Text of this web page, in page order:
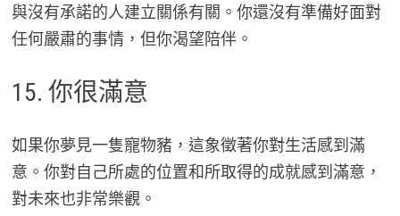
與沒有承諾的人建立關係有關。你還沒有準備好面對
任何嚴肅的事情，但你渴望陪伴。
15. 你很滿意
如果你夢見一隻寵物豬，這象徵著你對生活感到滿
意。你對自己所處的位置和所取得的成就感到滿意，
對未來也非常樂觀。